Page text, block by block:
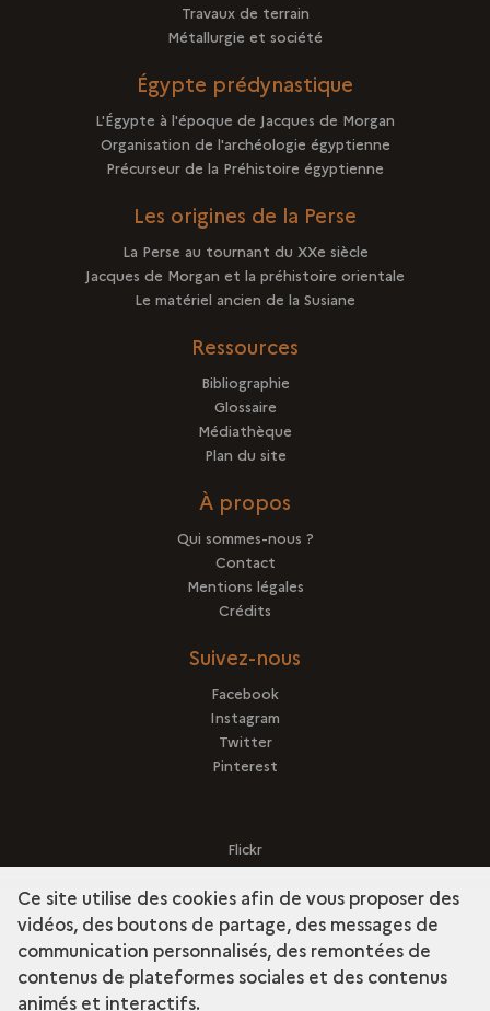
Travaux de terrain
Métallurgie et société
Égypte prédynastique
L'Égypte à l'époque de Jacques de Morgan
Organisation de l'archéologie égyptienne
Précurseur de la Préhistoire égyptienne
Les origines de la Perse
La Perse au tournant du XXe siècle
Jacques de Morgan et la préhistoire orientale
Le matériel ancien de la Susiane
Ressources
Bibliographie
Glossaire
Médiathèque
Plan du site
À propos
Qui sommes-nous ?
Contact
Mentions légales
Crédits
Suivez-nous
Facebook
Instagram
Twitter
Pinterest
Flickr
Sketchfab
Découvrir la collection
Ce site utilise des cookies afin de vous proposer des
vidéos, des boutons de partage, des messages de
communication personnalisés, des remontées de
contenus de plateformes sociales et des contenus
animés et interactifs.